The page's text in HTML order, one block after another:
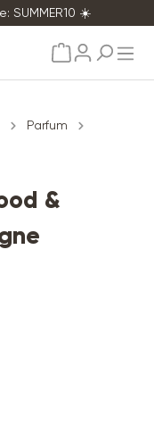
SUMMER10 ☀️
Parfum
&